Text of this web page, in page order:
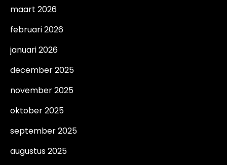
maart 2026
februari 2026
januari 2026
december 2025
november 2025
oktober 2025
september 2025
augustus 2025